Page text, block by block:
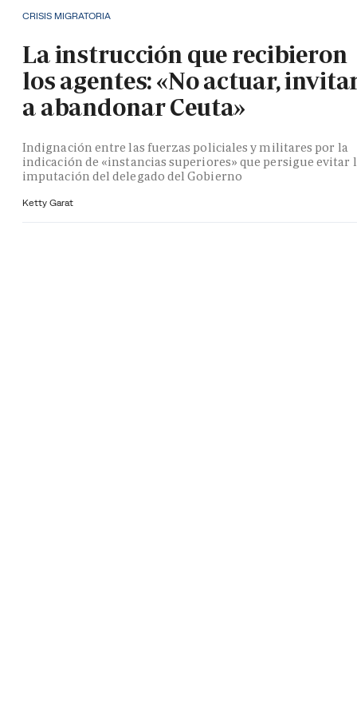
CRISIS MIGRATORIA
La instrucción que recibieron
los agentes: «No actuar,
a abandonar Ceuta»
Indignación entre las fuerzas policiales y militares por la
indicación de «instancias superiores» que persigue evitar
imputación del delegado del Gobierno
Ketty Garat